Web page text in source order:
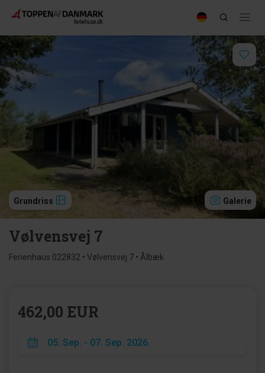
Grundriss Galerie
Vølvensvej 7
Ferienhaus 022832 • Vølvensvej 7 • Ålbæk
462,00 EUR